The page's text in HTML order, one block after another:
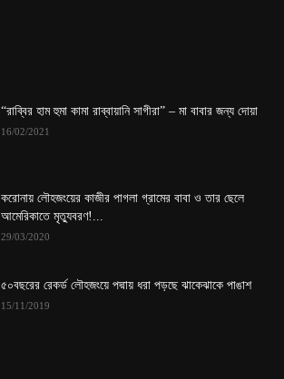
“রাব্বির হাম হুমা কামা রাব্বায়ানি সাগীরা” – মা বাবার জন্য দোয়া
16/02/2021
করোনায় লৌহজংয়ের কাজীর পাগলা গ্রামের বাবা ও তার ছেলে
আমেরিকাতে মৃত্যুবরণ!...
29/03/2020
৫০বছরের রেকর্ড লৌহজংয়ে পদ্মায় ধরা পড়ছে ঝাকেঝাকে পাঙাশ
15/11/2019